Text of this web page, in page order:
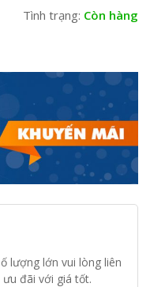
Tình trạng: Còn hàng
lượng lớn vui lòng liên
đãi với giá tốt.